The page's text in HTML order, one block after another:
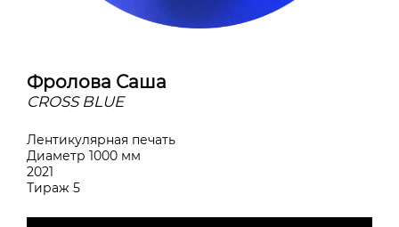
Фролова Саша
CROSS BLUE
Лентикулярная печать
Диаметр 1000 мм
2021
Тираж 5